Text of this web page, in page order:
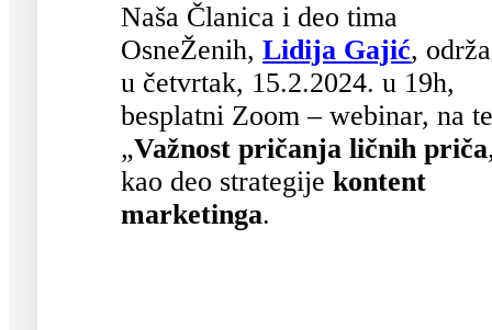
Naša Članica i deo tima
OsneŽenih,Lidija Gajić,
u četvrtak, 15.2.2024. u 19h,
besplatni Zoom – webinar, na
„Važnost pričanja ličnih priča
kao deo strategijekontent
marketinga.